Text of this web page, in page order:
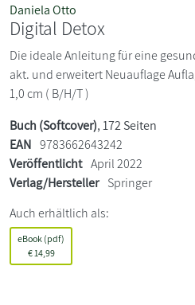
Daniela Otto
Digital Detox
Die ideale Anleitung für eine
akt. und erweitert Neuauflage
1,0 cm ( B/H/T )
Buch (Softcover), 172 Seiten
EAN 9783662643242
Veröffentlicht April 2022
Verlag/Hersteller Springer
Auch erhältlich als:
eBook (pdf)
€14,99